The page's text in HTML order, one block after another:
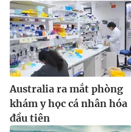
Australia ra mắt phòng
khám y học cá nhân hóa
đầu tiên